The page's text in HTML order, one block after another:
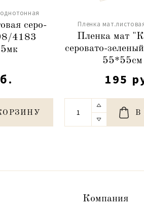
серо-
4183
Пленка
Пленка мат
серовато-
195
В
Компания